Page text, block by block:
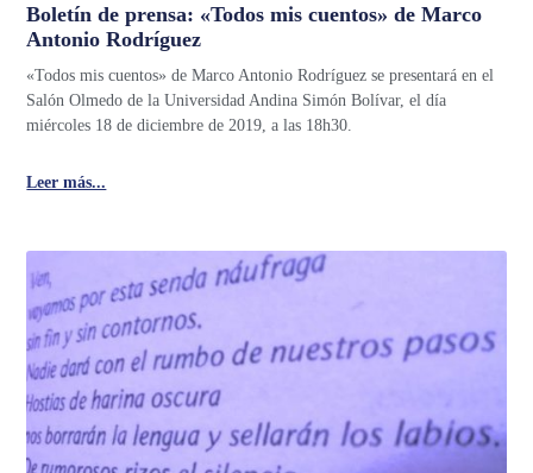
Boletín de prensa: «Todos mis cuentos» de Marco
Antonio Rodríguez
«Todos mis cuentos» de Marco Antonio Rodríguez se presentará en el
Salón Olmedo de la Universidad Andina Simón Bolívar, el día
miércoles 18 de diciembre de 2019, a las 18h30.
Leer más...